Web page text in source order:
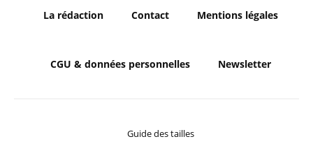
La rédaction Contact Mentions légales
CGU & données personnelles Newsletter
Guide des tailles